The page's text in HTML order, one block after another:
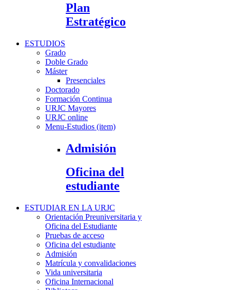
Plan
Estratégico
ESTUDIOS
Grado
Doble Grado
Máster
Presenciales
Doctorado
Formación Continua
URJC Mayores
URJC online
Menu-Estudios (item)
Admisión
Oficina del
estudiante
ESTUDIAR EN LA URJC
Orientación Preuniversitaria y
Oficina del Estudiante
Pruebas de acceso
Oficina del estudiante
Admisión
Matrícula y convalidaciones
Vida universitaria
Oficina Internacional